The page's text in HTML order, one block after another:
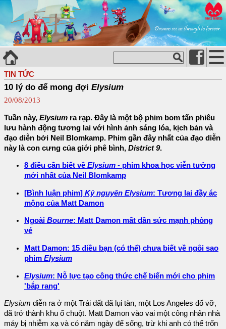
TIN TỨC
10 lý do để mong đợi Elysium
20/08/2013
Tuần này, Elysium ra rạp. Đây là một bộ phim bom tấn phiêu
lưu hành động tương lai với hình ảnh sáng lóa, kịch bản và
đạo diễn bởi Neil Blomkamp. Phim gần đây nhất của đạo diễn
này là con cưng của giới phê bình, District 9.
8 điều cần biết về Elysium - phim khoa học viễn tưởng
mới nhất của Neil Blomkamp
[Bình luận phim] Kỷ nguyên Elysium: Tương lai đầy ác
mộng của Matt Damon
Ngoài Bourne: Matt Damon mất dần sức mạnh phòng
vé
Matt Damon: 15 điều bạn (có thể) chưa biết về ngôi sao
phim Elysium
Elysium: Nỗ lực tạo công thức chế biến mới cho phim
'bắp rang'
Elysium diễn ra ở một Trái đất đã lụi tàn, một Los Angeles đổ vỡ,
đã trở thành khu ổ chuột. Matt Damon vào vai một công nhân nhà
máy bị nhiễm xạ và có năm ngày để sống, trừ khi anh có thể trốn